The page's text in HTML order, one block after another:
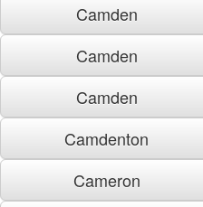
Camden
Camden
Camden
Camdenton
Cameron